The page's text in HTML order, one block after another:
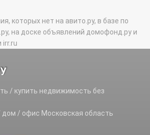
которых нет на авито.ру, в базе по
на доске объявлений домофонд.ру и
irr.ru
/ купить недвижимость без
дом / офис Московская область